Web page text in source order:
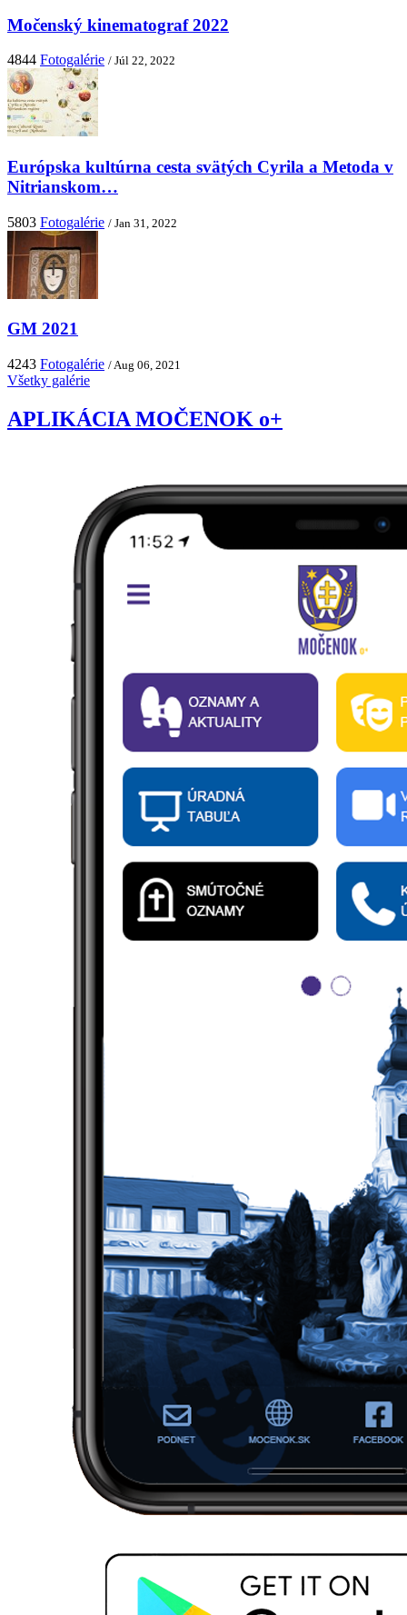
Močenský kinematograf 2022
4844 Fotogalérie / Júl 22, 2022
Európska kultúrna cesta svätých Cyrila a Metoda v
Nitrianskom…
5803 Fotogalérie / Jan 31, 2022
GM 2021
4243 Fotogalérie / Aug 06, 2021
Všetky galérie
APLIKÁCIA MOČENOK o+